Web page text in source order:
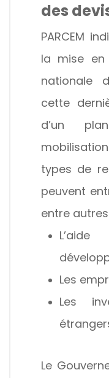
des
PARCEM
la mise en
nationale
cette
d’un
types de
peuvent
entre
Les
Les
Le